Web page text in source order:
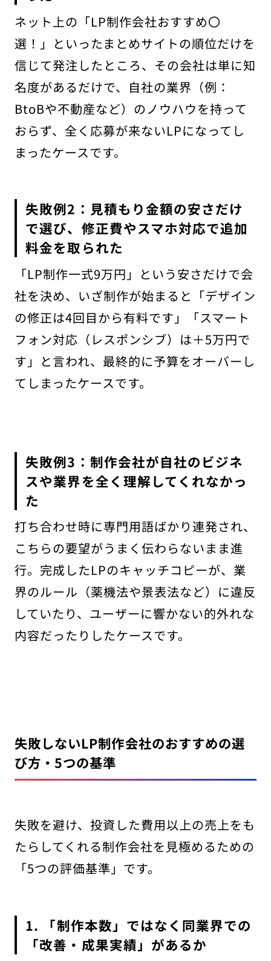
ネット上の「LP制作会社おすすめ〇
選！」といったまとめサイトの順位だけを
信じて発注したところ、その会社は単に知
名度があるだけで、自社の業界（例：
BtoBや不動産など）のノウハウを持って
おらず、全く応募が来ないLPになってし
まったケースです。
失敗例2：見積もり金額の安さだけ
で選び、修正費やスマホ対応で追加
料金を取られた
「LP制作一式9万円」という安さだけで会
社を決め、いざ制作が始まると「デザイン
の修正は4回目から有料です」「スマート
フォン対応（レスポンシブ）は＋5万円で
す」と言われ、最終的に予算をオーバーし
てしまったケースです。
失敗例3：制作会社が自社のビジネ
スや業界を全く理解してくれなかっ
た
打ち合わせ時に専門用語ばかり連発され、
こちらの要望がうまく伝わらないまま進
行。完成したLPのキャッチコピーが、業
界のルール（薬機法や景表法など）に違反
していたり、ユーザーに響かない的外れな
内容だったりしたケースです。
失敗しないLP制作会社のおすすめの選
び方・5つの基準
失敗を避け、投資した費用以上の売上をも
たらしてくれる制作会社を見極めるための
「5つの評価基準」です。
1. 「制作本数」ではなく同業界での
「改善・成果実績」があるか